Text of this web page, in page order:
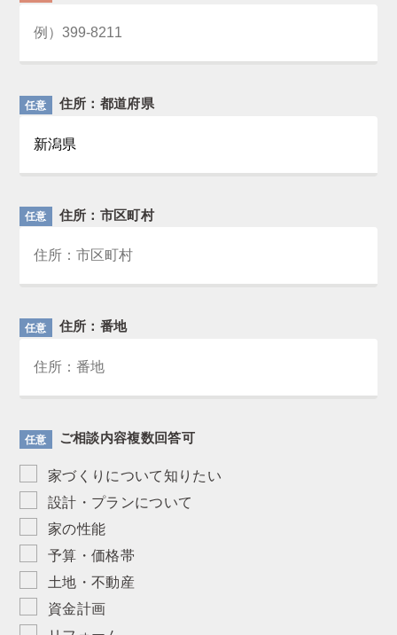
任意 住所：都道府県
任意 住所：市区町村
任意 住所：番地
任意 ご相談内容複数回答可
家づくりについて知りたい
設計・プランについて
家の性能
予算・価格帯
土地・不動産
資金計画